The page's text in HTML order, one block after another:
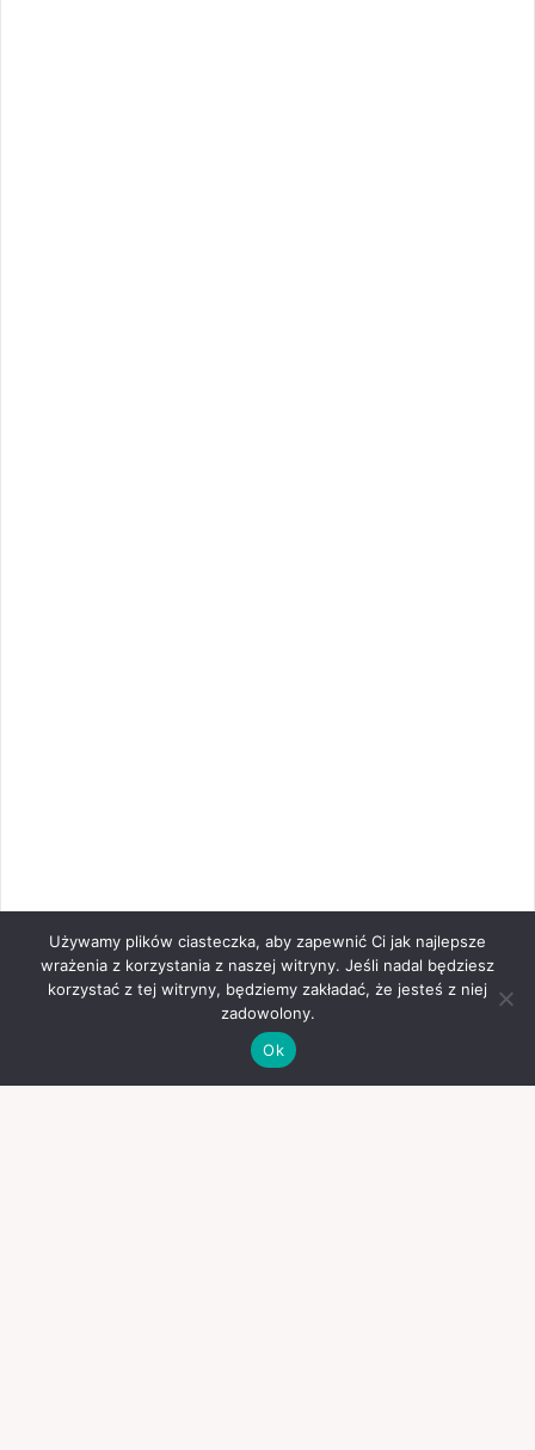
Używamy plików ciasteczka, aby zapewnić Ci jak najlepsze
wrażenia z korzystania z naszej witryny. Jeśli nadal będziesz
korzystać z tej witryny, będziemy zakładać, że jesteś z niej
zadowolony.
Ok